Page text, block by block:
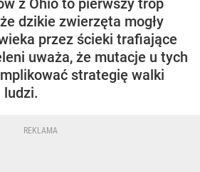
z Ohio to pierwszy trop
dzikie zwierzęta mogły
przez ścieki trafiające
uważa, że mutacje u tych
strategię walki
ludzi.